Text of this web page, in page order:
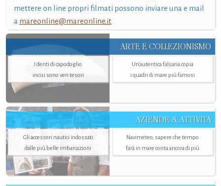
mettere on line propri filmati possono inviare una e mail
a mareonline@mareonline.it
ARTE E COLLEZIONISMO
I denti di capodoglio
incisi sono veri tesori
Un’autentica falsaria copia
i quadri di mare più famosi
AZIENDE & ATTIVITÀ
Gli accessori nautici indossati
dalle più belle imbarcazioni
Navimeteo, sapere che tempo
farà in mare conta ancora di più